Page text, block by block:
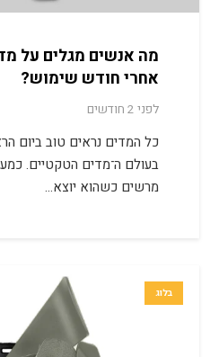
מה אנשים מגלים על
אחרי חודש שימוש?
לפני 2 חודשים
כל המדים נראים טוב ביום
בעולם ה־מדים הטקטיים.
מרשים כשהוא יוצא…
בלוג